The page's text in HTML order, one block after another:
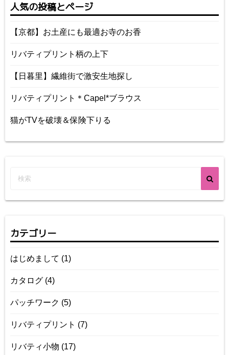
人気の投稿とページ
【京都】お土産にも最適お寺のお香
リバティプリント柄の上下
【日暮里】繊維街で激安生地探し
リバティプリント＊Capel*ブラウス
猫がTVを破壊＆保険下りる
カテゴリー
はじめまして (1)
カタログ (4)
パッチワーク (5)
リバティプリント (7)
リバティ小物 (17)